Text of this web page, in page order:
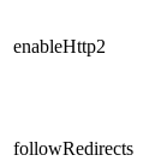
enableHttp2
followRedirects